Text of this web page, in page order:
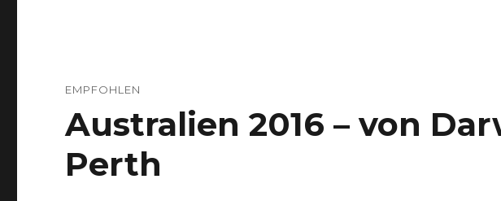
EMPFOHLEN
Australien 2016 – von
Perth